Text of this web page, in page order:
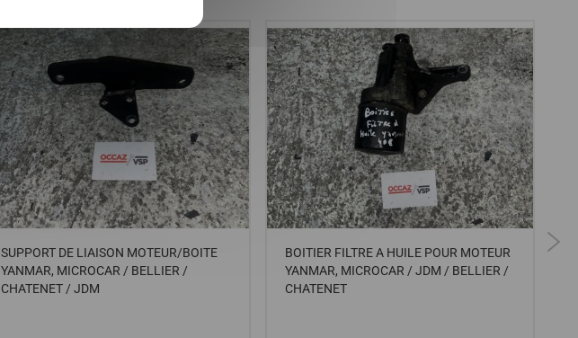
SUPPORT DE LIAISON MOTEUR/BOITE
YANMAR, MICROCAR / BELLIER /
CHATENET / JDM
BOITIER FILTRE A HUILE POUR MOTEUR
YANMAR, MICROCAR / JDM / BELLIER /
CHATENET